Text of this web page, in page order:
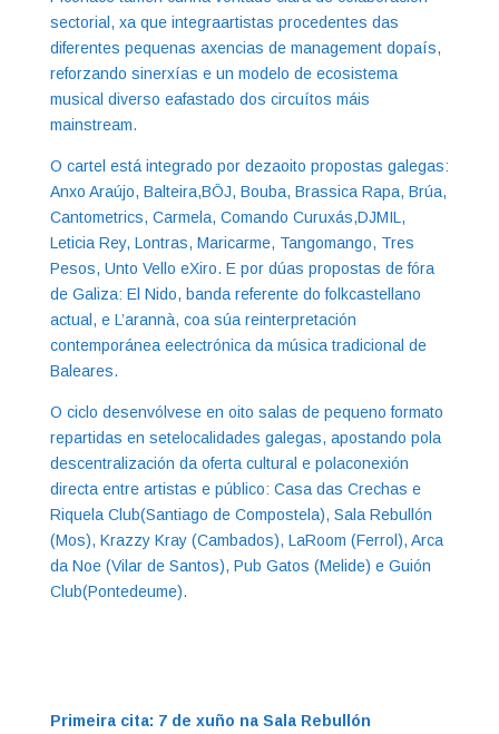
sectorial, xa que integraartistas procedentes das
diferentes pequenas axencias de management dopaís,
reforzando sinerxías e un modelo de ecosistema
musical diverso eafastado dos circuítos máis
mainstream.
O cartel está integrado por dezaoito propostas galegas:
Anxo Araújo, Balteira,BÖJ, Bouba, Brassica Rapa, Brúa,
Cantometrics, Carmela, Comando Curuxás,DJMIL,
Leticia Rey, Lontras, Maricarme, Tangomango, Tres
Pesos, Unto Vello eXiro. E por dúas propostas de fóra
de Galiza: El Nido, banda referente do folkcastellano
actual, e L’arannà, coa súa reinterpretación
contemporánea eelectrónica da música tradicional de
Baleares.
O ciclo desenvólvese en oito salas de pequeno formato
repartidas en setelocalidades galegas, apostando pola
descentralización da oferta cultural e polaconexión
directa entre artistas e público: Casa das Crechas e
Riquela Club(Santiago de Compostela), Sala Rebullón
(Mos), Krazzy Kray (Cambados), LaRoom (Ferrol), Arca
da Noe (Vilar de Santos), Pub Gatos (Melide) e Guión
Club(Pontedeume).
Primeira cita: 7 de xuño na Sala Rebullón